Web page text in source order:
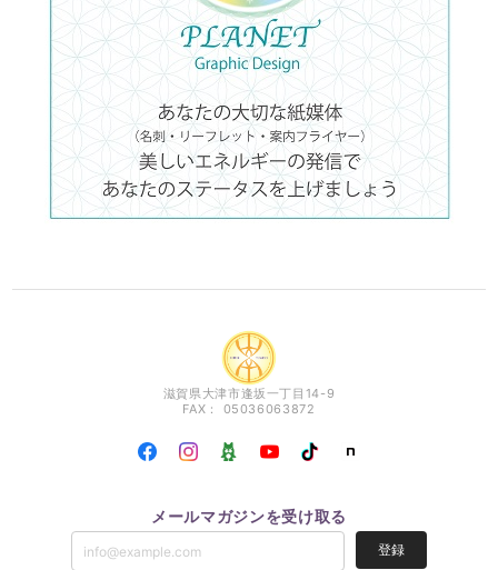
滋賀県大津市逢坂一丁目14-9
FAX： 05036063872
メールマガジンを受け取る
登録